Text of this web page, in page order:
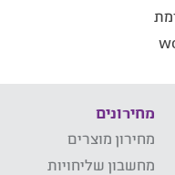
מחירונים
מחירון מוצרים
מחשבון שליחויות